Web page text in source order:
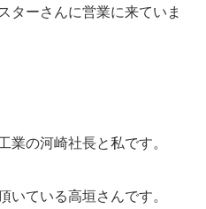
ターさんに営業に来ていま
の河崎社長と私です。
ている高垣さんです。